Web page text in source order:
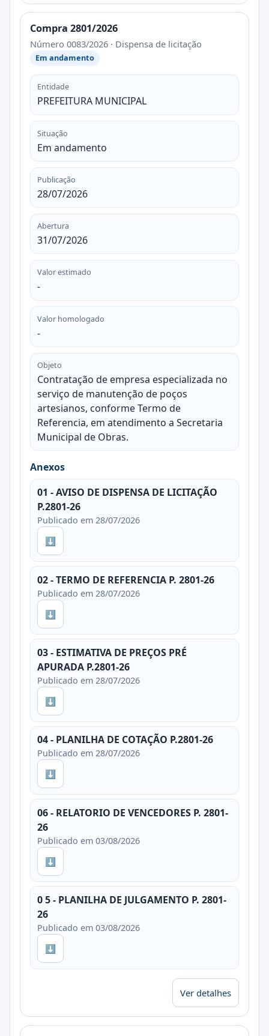
Compra 2801/2026
Número 0083/2026 · Dispensa de licitação
Em andamento
Entidade
PREFEITURA MUNICIPAL
Situação
Em andamento
Publicação
28/07/2026
Abertura
31/07/2026
Valor estimado
-
Valor homologado
-
Objeto
Contratação de empresa especializada no
serviço de manutenção de poços
artesianos, conforme Termo de
Referencia, em atendimento a Secretaria
Municipal de Obras.
Anexos
01 - AVISO DE DISPENSA DE LICITAÇÃO
P.2801-26
Publicado em 28/07/2026
⬇
02 - TERMO DE REFERENCIA P. 2801-26
Publicado em 28/07/2026
⬇
03 - ESTIMATIVA DE PREÇOS PRÉ
APURADA P.2801-26
Publicado em 28/07/2026
⬇
04 - PLANILHA DE COTAÇÃO P.2801-26
Publicado em 28/07/2026
⬇
06 - RELATORIO DE VENCEDORES P. 2801-
26
Publicado em 03/08/2026
⬇
0 5 - PLANILHA DE JULGAMENTO P. 2801-
26
Publicado em 03/08/2026
⬇
Ver detalhes